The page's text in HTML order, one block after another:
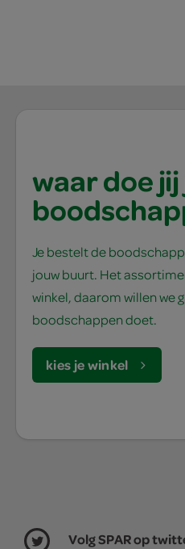
waar doe jij
Je bestelt de
jouw buurt. Het
winkel, daarom willen we
boodschappen doet.
kies je winkel
Volg SPAR op